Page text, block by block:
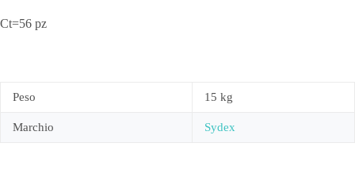
Ct=56 pz
Peso 15 kg
Marchio Sydex